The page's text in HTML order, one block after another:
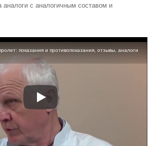
аналоги с аналогичным составом и
показания и противопоказания, отзывы, аналоги